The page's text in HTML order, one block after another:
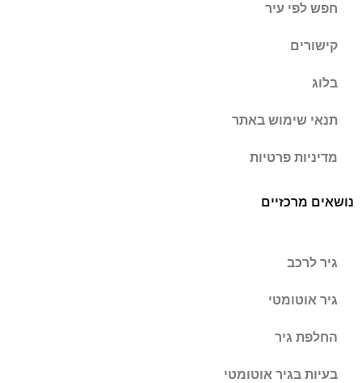
חפש לפי עיר
קישורים
בלוג
תנאי שימוש באתר
מדיניות פרטיות
נושאים מרכזיים
גיר לרכב
גיר אוטומטי
החלפת גיר
בעיות בגיר אוטומטי